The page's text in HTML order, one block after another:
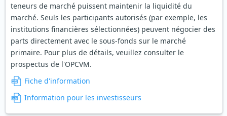
teneurs de marché puissent maintenir la liquidité du
marché. Seuls les participants autorisés (par exemple, les
institutions financières sélectionnées) peuvent négocier des
parts directement avec le sous-fonds sur le marché
primaire. Pour plus de détails, veuillez consulter le
prospectus de l'OPCVM.
Fiche d'information
Information pour les investisseurs